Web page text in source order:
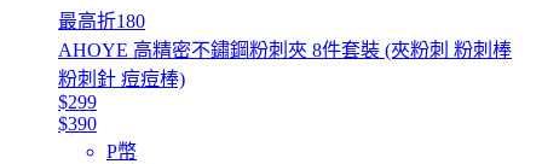
最高折180
AHOYE 高精密不鏽鋼粉刺夾 8件套裝 (夾粉刺 粉刺棒
粉刺針 痘痘棒)
$299
$390
P幣